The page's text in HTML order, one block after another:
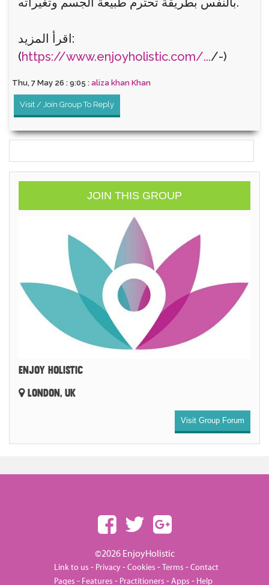
اقرأ المزيد:
(https://www.enjoyholistic.com/.../-)
Thu, 7 May 26 : 9:05 : aliza khan Khan
Visit / Join Group To Reply
JOIN THIS GROUP
ENJOY HOLISTIC
LONDON, UK
Visit Group Forum
©2026 EnjoyHolistic
Link to us - Privacy-Cookies -Terms -Contact
Pages - Features - Practitioners -Apps - Help